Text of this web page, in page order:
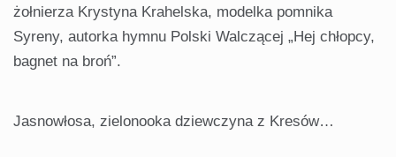
żołnierza Krystyna Krahelska, modelka pomnika
Syreny, autorka hymnu Polski Walczącej „Hej chłopcy,
bagnet na broń”.
Jasnowłosa, zielonooka dziewczyna z Kresów…